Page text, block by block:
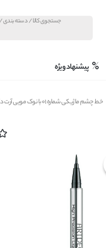
پیشنهاد ویژه
خط چشم ماژیکی شماره 01 با نوک مویی آرت دکو ARTDECO مدل high precision liquid liner حجم 0.55 میل